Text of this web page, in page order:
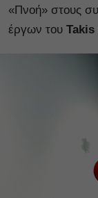
«Πνοή» στους
έργων του Takis